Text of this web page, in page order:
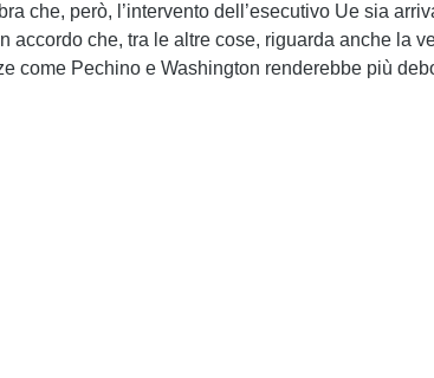
che, però, l’intervento dell’esecutivo Ue sia
che, tra le altre cose, riguarda anche la
come Pechino e Washington renderebbe più